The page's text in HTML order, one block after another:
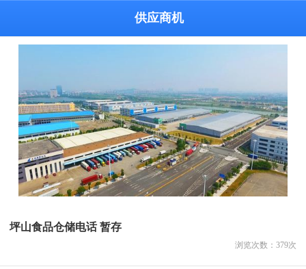
供应商机
坪山食品仓储电话 暂存
浏览次数： 379次